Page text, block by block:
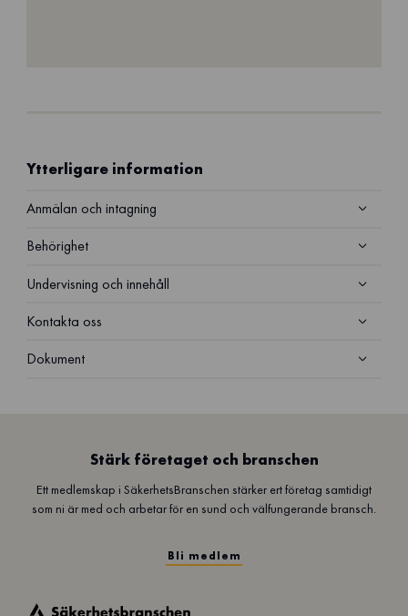
Ytterligare information
Anmälan och intagning
Behörighet
Undervisning och innehåll
Kontakta oss
Dokument
Stärk företaget och branschen
Ett medlemskap i SäkerhetsBranschen stärker ert företag samtidigt
som ni är med och arbetar för en sund och välfungerande bransch.
Bli medlem